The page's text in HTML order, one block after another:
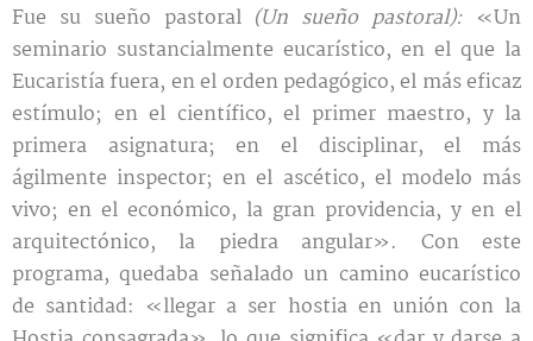
Fue su sueño pastoral (Un sueño pastoral): «Un
seminario sustancialmente eucarístico, en el que la
Eucaristía fuera, en el orden pedagógico, el más eficaz
estímulo; en el científico, el primer maestro, y la
primera asignatura; en el disciplinar, el más
ágilmente inspector; en el ascético, el modelo más
vivo; en el económico, la gran providencia, y en el
arquitectónico, la piedra angular». Con este
programa, quedaba señalado un camino eucarístico
de santidad: «llegar a ser hostia en unión con la